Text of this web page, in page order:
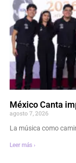
México Canta
agosto 7, 2026
La música como
Leer más ›